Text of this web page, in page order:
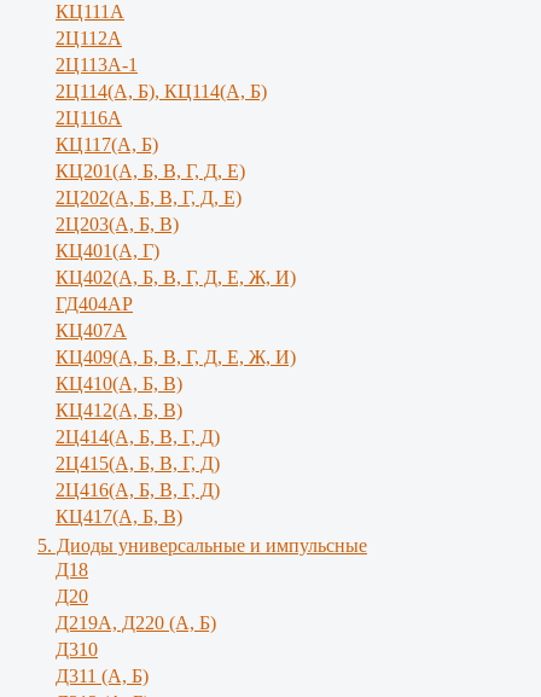
КЦ111А
2Ц112А
2Ц113А-1
2Ц114(А, Б), КЦ114(А, Б)
2Ц116А
КЦ117(А, Б)
КЦ201(А, Б, В, Г, Д, Е)
2Ц202(А, Б, В, Г, Д, Е)
2Ц203(А, Б, В)
КЦ401(А, Г)
КЦ402(А, Б, В, Г, Д, Е, Ж, И)
ГД404АР
КЦ407А
КЦ409(А, Б, В, Г, Д, Е, Ж, И)
КЦ410(А, Б, В)
КЦ412(А, Б, В)
2Ц414(А, Б, В, Г, Д)
2Ц415(А, Б, В, Г, Д)
2Ц416(А, Б, В, Г, Д)
КЦ417(А, Б, В)
5. Диоды универсальные и импульсные
Д18
Д20
Д219А, Д220 (А, Б)
Д310
Д311 (А, Б)